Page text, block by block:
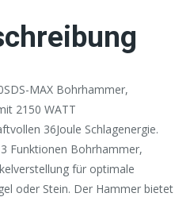
MAX Bohrhammer,
2150 WATT
36Joule Schlagenergie.
Funktionen Bohrhammer,
für optimale
oder Stein. Der Hammer bietet